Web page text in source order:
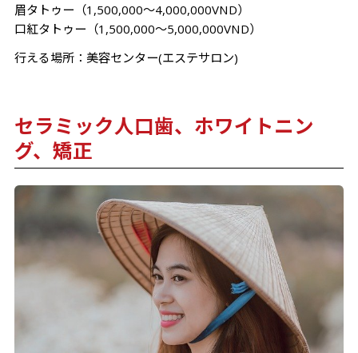
眉タトゥー（1,500,000～4,000,000VND）
口紅タトゥー（1,500,000～5,000,000VND）
行える場所：美容センター(エステサロン)
セラミック人口歯、ホワイトニン
グ、矯正